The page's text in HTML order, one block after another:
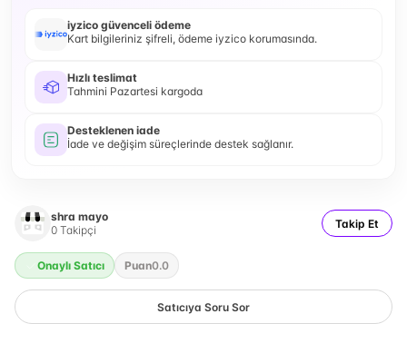
iyzico güvenceli ödeme
Kart bilgileriniz şifreli, ödeme iyzico korumasında.
Hızlı teslimat
Tahmini Pazartesi kargoda
Desteklenen iade
İade ve değişim süreçlerinde destek sağlanır.
shra mayo
0 Takipçi Takip Et
Onaylı Satıcı Puan0.0
Satıcıya Soru Sor